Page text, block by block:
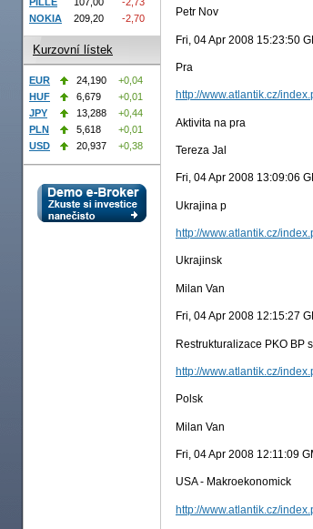
Petr Nov
Fri, 04 Apr 2008 15:23:50
Pra
http://www.atlantik.cz/
Aktivita na pra
Tereza Jal
Fri, 04 Apr 2008 13:09:06
Ukrajina p
http://www.atlantik.cz/
Ukrajinsk
Milan Van
Fri, 04 Apr 2008 12:15:27
Restrukturalizace PKO BP
http://www.atlantik.cz/
Polsk
Milan Van
Fri, 04 Apr 2008 12:11:09
USA - Makroekonomick
http://www.atlantik.cz/
NOKIA
209,20 -2,70
Kurzovní lístek
EUR 24,190
+0,04
HUF
6,679
+0,01
JPY
13,288
+0,44
PLN
5,618
+0,01
USD
20,937 +0,38